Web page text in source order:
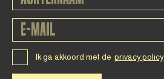
Ik ga akkoord met de privacy policy